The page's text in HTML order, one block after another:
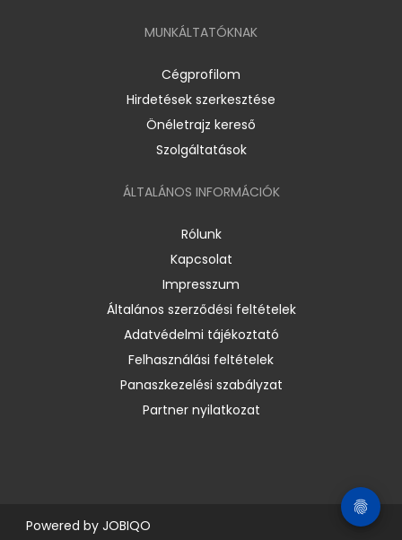
MUNKÁLTATÓKNAK
Cégprofilom
Hirdetések szerkesztése
Önéletrajz kereső
Szolgáltatások
ÁLTALÁNOS INFORMÁCIÓK
Rólunk
Kapcsolat
Impresszum
Általános szerződési feltételek
Adatvédelmi tájékoztató
Felhasználási feltételek
Panaszkezelési szabályzat
Partner nyilatkozat
Powered by JOBIQO